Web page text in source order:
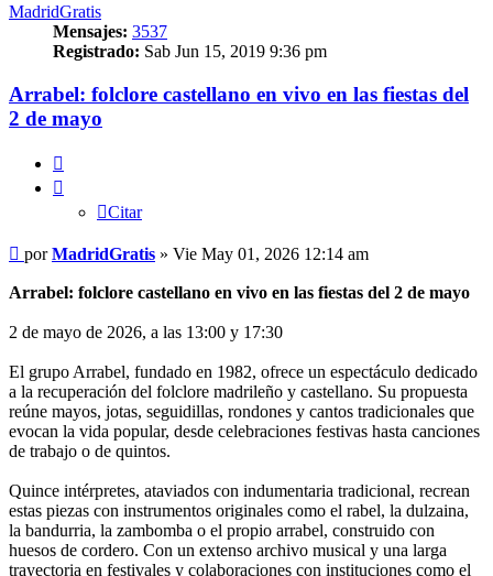
MadridGratis
Mensajes: 3537
Registrado: Sab Jun 15, 2019 9:36 pm
Arrabel: folclore castellano en vivo en las fiestas del
2 de mayo
Citar
Mensaje
porMadridGratis » Vie May 01, 2026 12:14 am
Arrabel: folclore castellano en vivo en las fiestas del 2 de mayo
2 de mayo de 2026, a las 13:00 y 17:30
El grupo Arrabel, fundado en 1982, ofrece un espectáculo dedicado
a la recuperación del folclore madrileño y castellano. Su propuesta
reúne mayos, jotas, seguidillas, rondones y cantos tradicionales que
evocan la vida popular, desde celebraciones festivas hasta canciones
de trabajo o de quintos.
Quince intérpretes, ataviados con indumentaria tradicional, recrean
estas piezas con instrumentos originales como el rabel, la dulzaina,
la bandurria, la zambomba o el propio arrabel, construido con
huesos de cordero. Con un extenso archivo musical y una larga
trayectoria en festivales y colaboraciones con instituciones como el